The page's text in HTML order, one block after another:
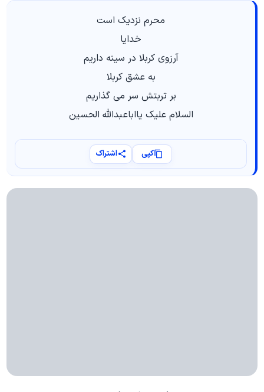
محرم نزدیک است
خدایا
آرزوی کربلا در سینه داریم
به عشق کربلا
بر تربتش سر می گذاریم
السلام علیک یااباعبدالله الحسین
کپی اشتراک